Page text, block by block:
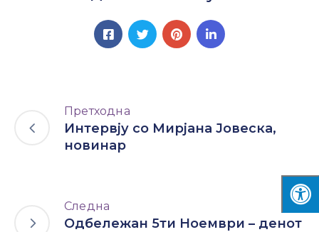
Претходна
Интервју со Мирјана Јовеска,
новинар
Следна
Одбележан 5ти Ноември – денот